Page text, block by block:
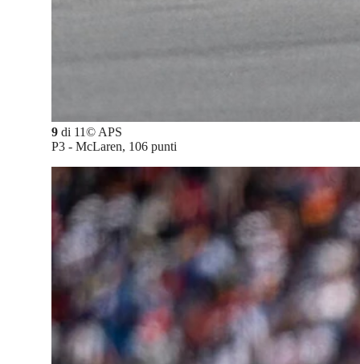
9 di 11© APS
P3 - McLaren, 106 punti